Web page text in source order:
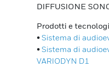
DIFFUSIONE
Prodotti e
• Sistema di
• Sistema di
VARIODYN D1